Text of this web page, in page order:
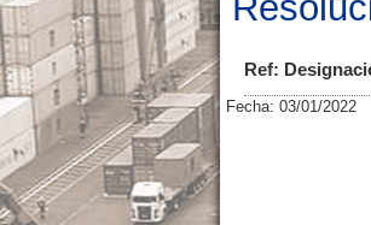
Ref:
Fecha: 03/01/2022